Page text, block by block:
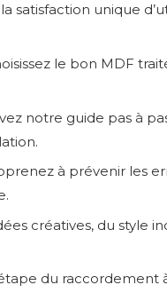
satisfaction unique
le bon MDF
notre guide pas à
à prévenir les
créatives, du style
du raccordement